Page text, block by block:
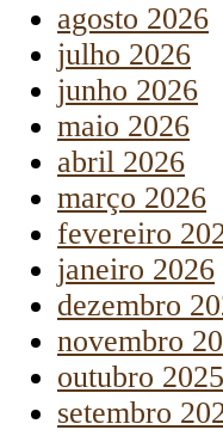
agosto 2026
julho 2026
junho 2026
maio 2026
abril 2026
março 2026
fevereiro
janeiro 2026
dezembro
novembro
outubro 2025
setembro